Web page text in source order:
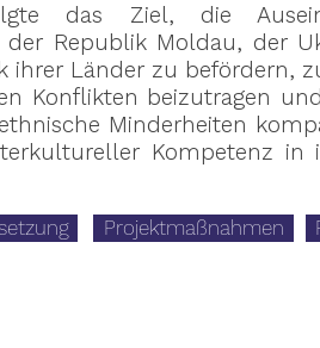
das Ziel, die
Republik Moldau, der
ihrer Länder zu befördern,
Konflikten beizutragen
Minderheiten
Kompetenz in
Projektmaßnahmen